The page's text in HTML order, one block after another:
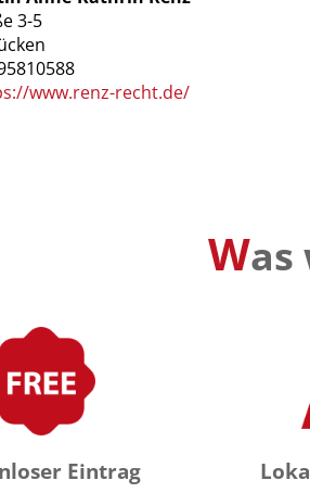
3-5
www.renz-recht.de/
Was
Eintrag